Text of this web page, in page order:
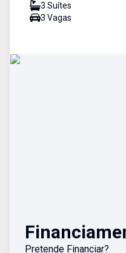
3 Suítes
3 Vagas
Pretende Financiar?